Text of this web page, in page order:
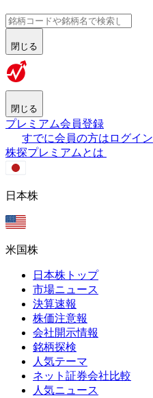
閉じる
閉じる
プレミアム会員登録
すでに会員の方はログイン
株探プレミアムとは
日本株
米国株
日本株トップ
市場ニュース
決算速報
株価注意報
会社開示情報
銘柄探検
人気テーマ
ネット証券会社比較
人気ニュース